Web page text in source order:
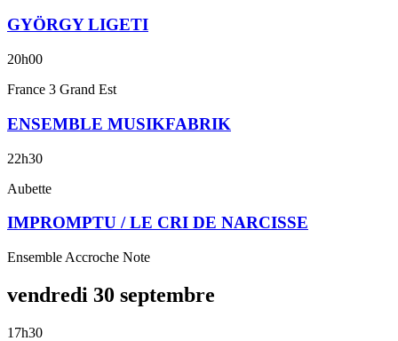
GYÖRGY LIGETI
20h00
France 3 Grand Est
ENSEMBLE MUSIKFABRIK
22h30
Aubette
IMPROMPTU / LE CRI DE NARCISSE
Ensemble Accroche Note
vendredi 30 septembre
17h30